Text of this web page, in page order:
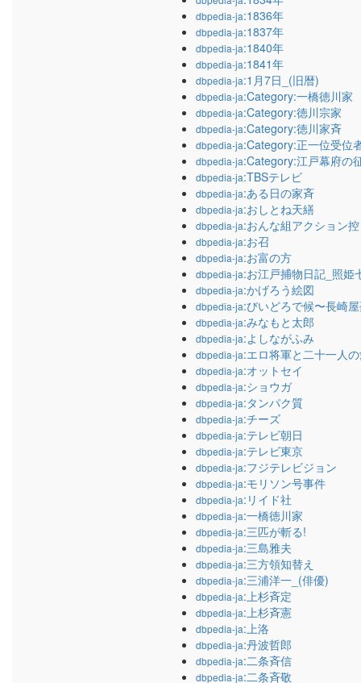
dbpedia-ja:1836年
dbpedia-ja:1837年
dbpedia-ja:1840年
dbpedia-ja:1841年
dbpedia-ja:1月7日_(旧暦)
dbpedia-ja:Category:一橋徳川家
dbpedia-ja:Category:徳川宗家
dbpedia-ja:Category:徳川家斉
dbpedia-ja:Category:正一位受位
dbpedia-ja:Category:江戸幕府の
dbpedia-ja:TBSテレビ
dbpedia-ja:ある日の家斉
dbpedia-ja:おしとね天繕
dbpedia-ja:おんな組アクション控
dbpedia-ja:お召
dbpedia-ja:お富の方
dbpedia-ja:お江戸捕物日記_照姫
dbpedia-ja:かげろう絵図
dbpedia-ja:びいどろで候〜長崎
dbpedia-ja:みなもと太郎
dbpedia-ja:よしながふみ
dbpedia-ja:エロ将軍と二十一人
dbpedia-ja:オットセイ
dbpedia-ja:ショウガ
dbpedia-ja:タンパク質
dbpedia-ja:チーズ
dbpedia-ja:テレビ朝日
dbpedia-ja:テレビ東京
dbpedia-ja:フジテレビジョン
dbpedia-ja:モリソン号事件
dbpedia-ja:リイド社
dbpedia-ja:一橋徳川家
dbpedia-ja:三匹が斬る!
dbpedia-ja:三島雅夫
dbpedia-ja:三方領知替え
dbpedia-ja:三浦洋一_(俳優)
dbpedia-ja:上杉斉定
dbpedia-ja:上杉斉憲
dbpedia-ja:上洛
dbpedia-ja:丹波哲郎
dbpedia-ja:二条斉信
dbpedia-ja:二条斉敬